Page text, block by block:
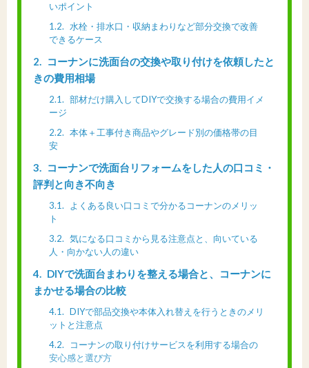
いポイント
1.2
水栓・排水口・収納まわりなど部分交換で改善
できるケース
2
コーナンに洗面台の交換や取り付けを依頼したと
きの費用相場
2.1
部材だけ購入してDIYで交換する場合の費用イメ
ージ
2.2
本体＋工事付き商品やグレード別の価格帯の目
安
3
コーナンで洗面台リフォームをした人の口コミ・
評判と向き不向き
3.1
よくある良い口コミで分かるコーナンのメリッ
ト
3.2
気になる口コミから見る注意点と、向いている
人・向かない人の違い
4
DIYで洗面台まわりを整える場合と、コーナンに
まかせる場合の比較
4.1
DIYで部品交換や本体入れ替えを行うときのメリ
ットと注意点
4.2
コーナンの取り付けサービスを利用する場合の
安心感と選び方